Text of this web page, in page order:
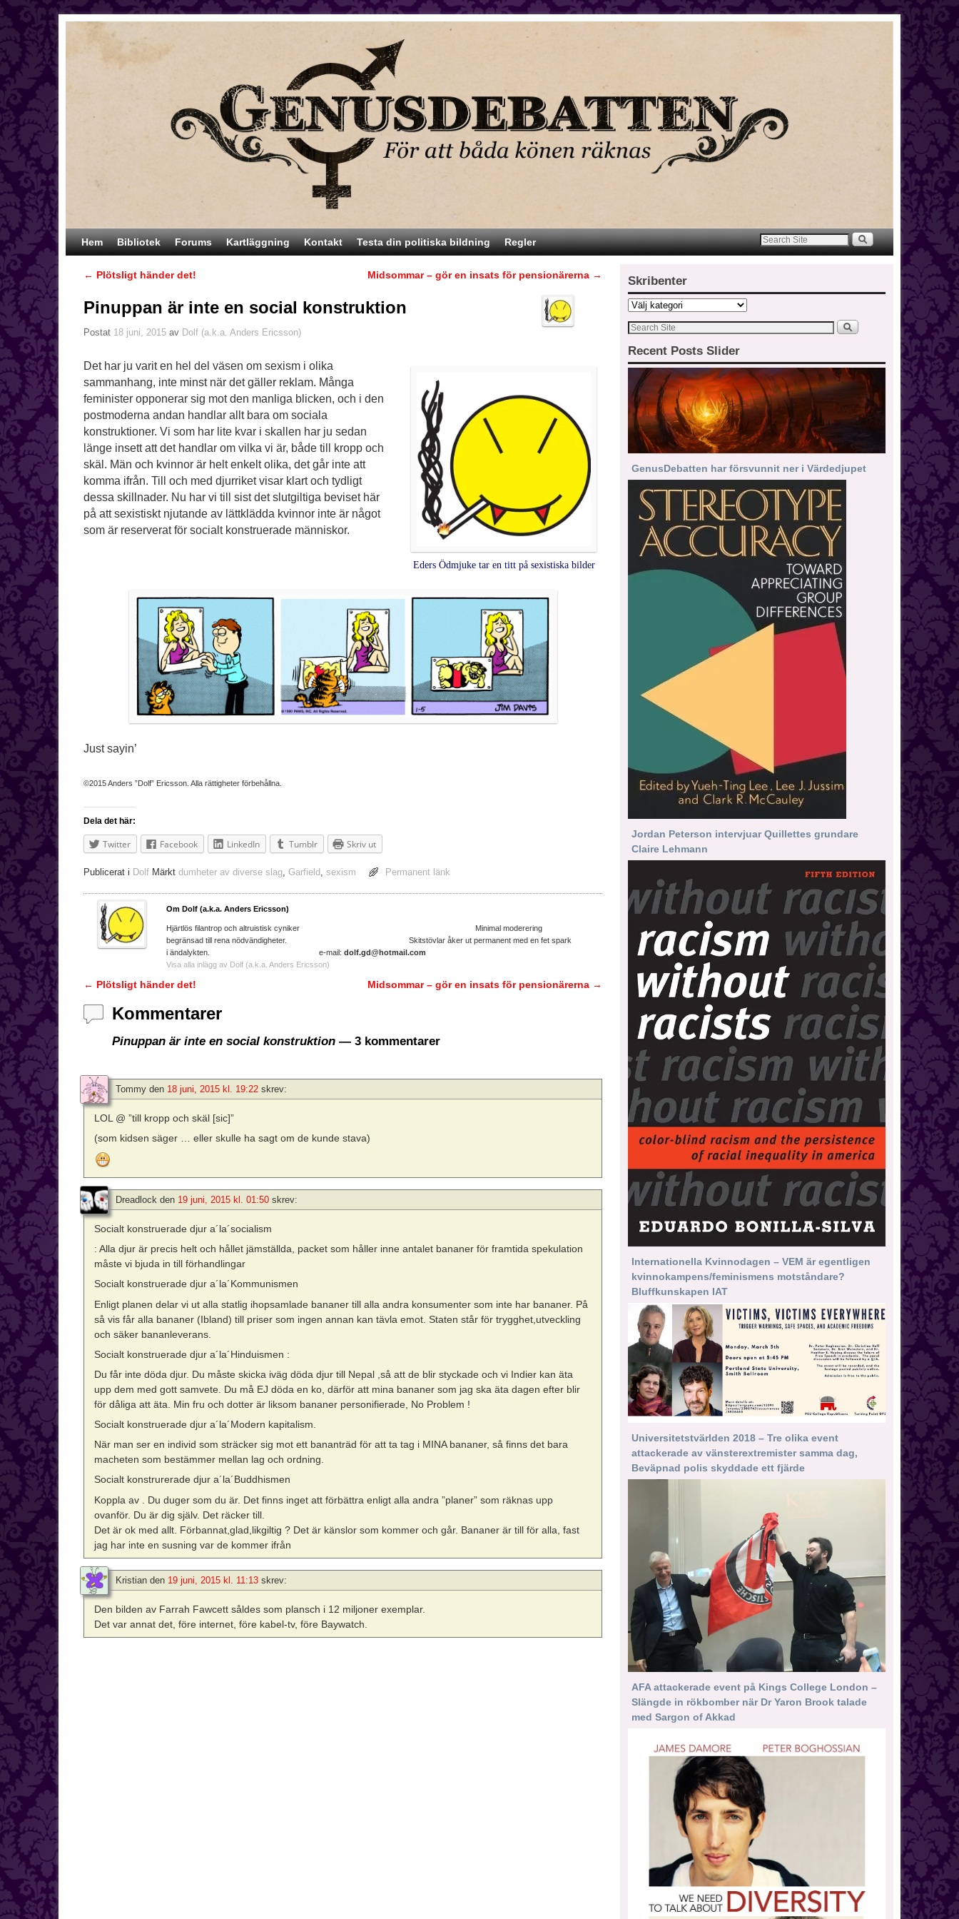
Hoppa till huvudinnehåll
Hoppa till sekundärt innehåll
Hem Bibliotek Forums Kartläggning Kontakt Testa din politiska bildning Regler
Inläggsnavigering
← Plötsligt händer det! Midsommar – gör en insats för pensionärerna →
Pinuppan är inte en social konstruktion
Postat 18 juni, 2015 av Dolf (a.k.a. Anders Ericsson)
Eders Ödmjuke tar en titt på sexistiska bilder
Det har ju varit en hel del väsen om sexism i olika
sammanhang, inte minst när det gäller reklam. Många
feminister opponerar sig mot den manliga blicken, och i den
postmoderna andan handlar allt bara om sociala
konstruktioner. Vi som har lite kvar i skallen har ju sedan
länge insett att det handlar om vilka vi är, både till kropp och
skäl. Män och kvinnor är helt enkelt olika, det går inte att
komma ifrån. Till och med djurriket visar klart och tydligt
dessa skillnader. Nu har vi till sist det slutgiltiga beviset här
på att sexistiskt njutande av lättklädda kvinnor inte är något
som är reserverat för socialt konstruerade människor.
Just sayin’
©2015 Anders ”Dolf” Ericsson. Alla rättigheter förbehållna.
Dela det här:
Twitter Facebook LinkedIn Tumblr Skriv ut
Publicerat i Dolf Märkt dumheter av diverse slag Garfield sexism Permanent länk
Om Dolf (a.k.a. Anders Ericsson)
Hjärtlös filantrop och altruistisk cyniker Minimal moderering
begränsad till rena nödvändigheter. Skitstövlar åker ut permanent med en fet spark
i ändalykten. e-mail: dolf.gd@hotmail.com
Visa alla inlägg av Dolf (a.k.a. Anders Ericsson)
Inläggsnavigering
← Plötsligt händer det! Midsommar – gör en insats för pensionärerna →
Kommentarer
Pinuppan är inte en social konstruktion — 3 kommentarer
Tommy den 18 juni, 2015 kl. 19:22 skrev:
LOL @ ”till kropp och skäl [sic]”
(som kidsen säger … eller skulle ha sagt om de kunde stava)
Dreadlock den 19 juni, 2015 kl. 01:50 skrev:
Socialt konstruerade djur a´la´socialism
: Alla djur är precis helt och hållet jämställda, packet som håller inne antalet bananer för framtida spekulation
måste vi bjuda in till förhandlingar
Socialt konstruerade djur a´la´Kommunismen
Enligt planen delar vi ut alla statlig ihopsamlade bananer till alla andra konsumenter som inte har bananer. På
så vis får alla bananer (Ibland) till priser som ingen annan kan tävla emot. Staten står för trygghet,utveckling
och säker bananleverans.
Socialt konstruerade djur a´la´Hinduismen :
Du får inte döda djur. Du måste skicka iväg döda djur till Nepal ,så att de blir styckade och vi Indier kan äta
upp dem med gott samvete. Du må EJ döda en ko, därför att mina bananer som jag ska äta dagen efter blir
för dåliga att äta. Min fru och dotter är liksom bananer personifierade, No Problem !
Socialt konstruerade djur a´la´Modern kapitalism.
När man ser en individ som sträcker sig mot ett bananträd för att ta tag i MINA bananer, så finns det bara
macheten som bestämmer mellan lag och ordning.
Socialt konstrurerade djur a´la´Buddhismen
Koppla av . Du duger som du är. Det finns inget att förbättra enligt alla andra ”planer” som räknas upp
ovanför. Du är dig själv. Det räcker till.
Det är ok med allt. Förbannat,glad,likgiltig ? Det är känslor som kommer och går. Bananer är till för alla, fast
jag har inte en susning var de kommer ifrån
Kristian den 19 juni, 2015 kl. 11:13 skrev:
Den bilden av Farrah Fawcett såldes som plansch i 12 miljoner exemplar.
Det var annat det, före internet, före kabel-tv, före Baywatch.
Skribenter
Recent Posts Slider
GenusDebatten har försvunnit ner i Värdedjupet
Jordan Peterson intervjuar Quillettes grundare
Claire Lehmann
Internationella Kvinnodagen – VEM är egentligen
kvinnokampens/feminismens motståndare?
Bluffkunskapen IAT
Universitetstvärlden 2018 – Tre olika event
attackerade av vänsterextremister samma dag,
Beväpnad polis skyddade ett fjärde
AFA attackerade event på Kings College London –
Slängde in rökbomber när Dr Yaron Brook talade
med Sargon of Akkad